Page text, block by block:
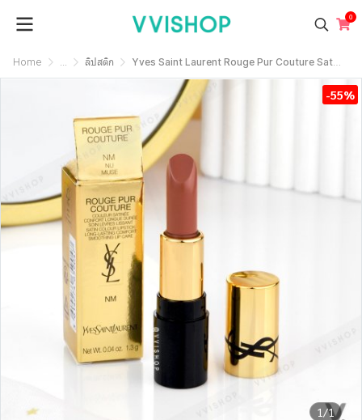
0
Home ... ลิปสติก Yves Saint Laurent Rouge Pur Couture Satin Lipstick 1.3g : NM Nu Muse
1/1
-55%